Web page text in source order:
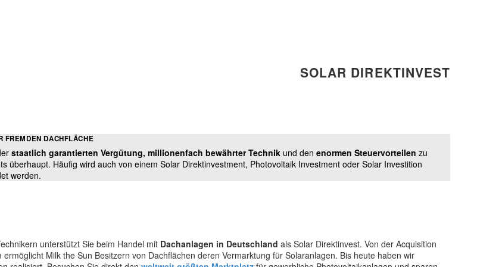
SOLAR DIREKTINVEST
FREMDEN DACHFLÄCHE
staatlich garantierten Vergütung, millionenfach bewährter Technik und den enormen Steuervorteilen zu
überhaupt. Häufig wird auch von einem Solar Direktinvestment, Photovoltaik Investment oder Solar Investition
werden.
unterstützt Sie beim Handel mit Dachanlagen in Deutschland als Solar Direktinvest. Von der Acquisition
Milk the Sun Besitzern von Dachflächen deren Vermarktung für Solaranlagen. Bis heute haben wir